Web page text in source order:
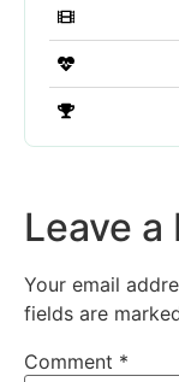
Leave a
Your email
fields are
Comment *